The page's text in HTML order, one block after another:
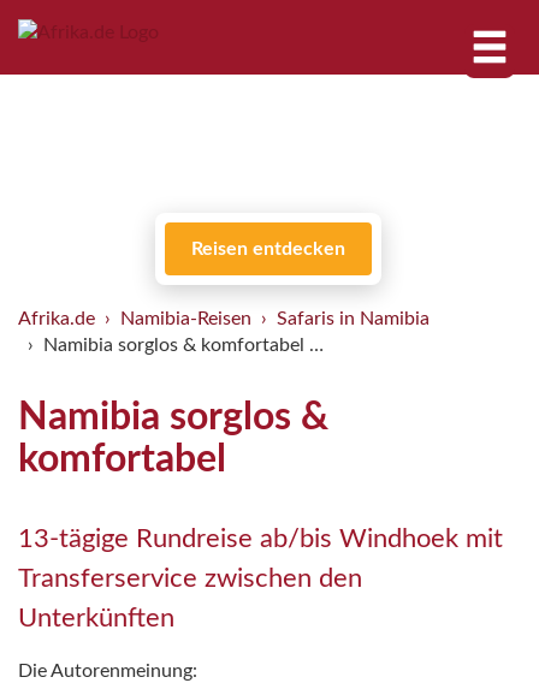
Reisen entdecken
Afrika.de Namibia-Reisen
Safaris in Namibia
Namibia sorglos & komfortabel …
Namibia sorglos &
komfortabel
13-tägige Rundreise ab/bis Windhoek mit
Transferservice zwischen den
Unterkünften
Die Autorenmeinung: